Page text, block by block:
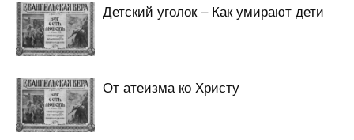
Детский уголок – Как умирают дети
От атеизма ко Христу